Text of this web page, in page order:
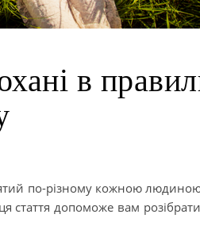
в
по-різному кожною
стаття допоможе вам